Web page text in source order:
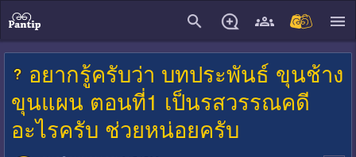
อยากรู้ครับว่า บทประพันธ์ ขุนช้าง
ขุนแผน ตอนที่1 เป็นรสวรรณคดี
อะไรครับ ช่วยหน่อยครับ
close